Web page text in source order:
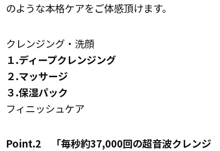
のような本格ケアをご体感頂けます。
クレンジング・洗顔
１.ディープクレンジング
２.マッサージ
３.保湿パック
フィニッシュケア
Point.2 「毎秒約37,000回の超音波クレンジ